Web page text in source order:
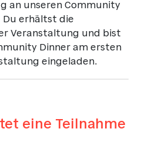
an unseren Community
Du erhältst die
Veranstaltung und bist
Dinner am ersten
eingeladen.
eine Teilnahme